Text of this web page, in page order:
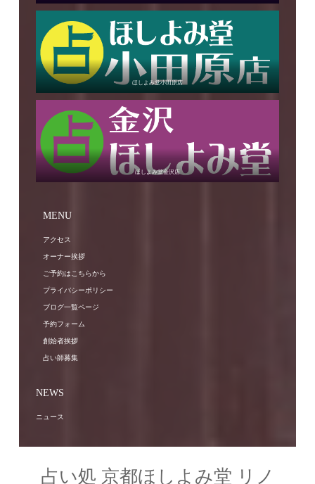
ほしよみ堂小田原店
ほしよみ堂金沢店
MENU
アクセス
オーナー挨拶
ご予約はこちらから
プライバシーポリシー
ブログ一覧ページ
予約フォーム
創始者挨拶
占い師募集
NEWS
ニュース
占い処 京都ほしよみ堂 リノ